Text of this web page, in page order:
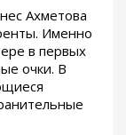
Ахметова
Именно
в первых
очки. В